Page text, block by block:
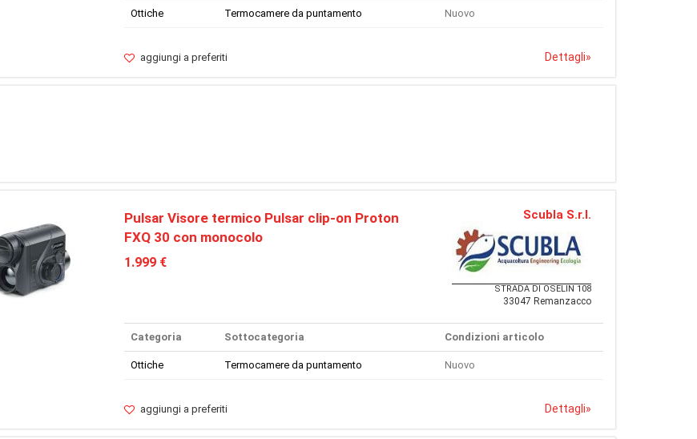
Ottiche Termocamere da puntamento Nuovo
aggiungi a preferiti Dettagli»
Pulsar Visore termico Pulsar clip-on Proton
FXQ 30 con monocolo
1.999 €
Scubla S.r.l.
STRADA DI OSELIN 108
33047 Remanzacco
Categoria Sottocategoria Condizioni articolo
Ottiche Termocamere da puntamento Nuovo
aggiungi a preferiti Dettagli»